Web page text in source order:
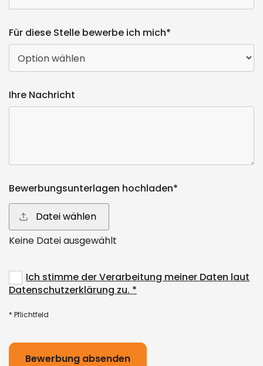
Für diese Stelle bewerbe ich mich*
Ihre Nachricht
Bewerbungsunterlagen hochladen*
Datei wählen
Keine Datei ausgewählt
Ich stimme der Verarbeitung meiner Daten laut
Datenschutzerklärung zu. *
* Pflichtfeld